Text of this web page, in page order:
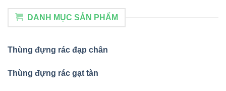
DANH MỤC SẢN PHẨM
Thùng đựng rác đạp chân
Thùng đựng rác gạt tàn